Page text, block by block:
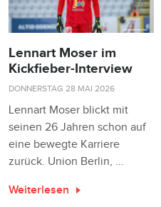
Lennart Moser im
Kickfieber-Interview
DONNERSTAG 28 MAI 2026
Lennart Moser blickt mit
seinen 26 Jahren schon auf
eine bewegte Karriere
zurück. Union Berlin, ...
Weiterlesen